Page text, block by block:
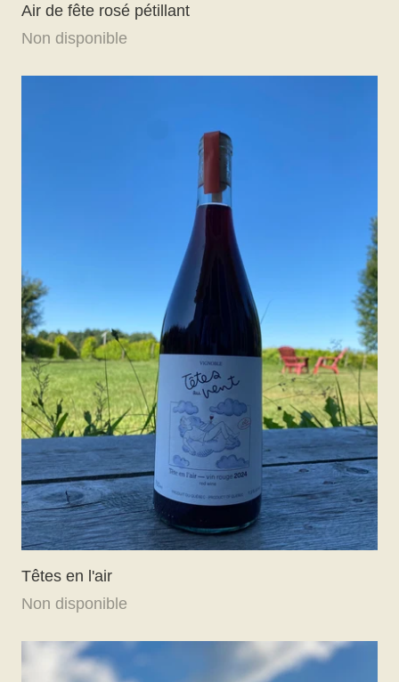
Air de fête rosé pétillant
Non disponible
Têtes en l'air
Non disponible